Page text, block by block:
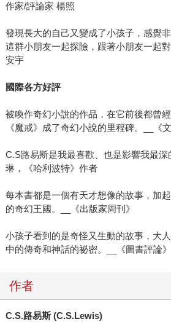
作家/評論家 楊照
發現長大的自己又變成了小孩子，感覺
這群小朋友一起探險，跟著小朋友一起
安宇
國際各方好評
被喚作奇幻小說的作品，在它前後都曾
《魔戒》成了奇幻小說的里程碑。__《
C.S路易斯是我最喜歡、也是影響我最
琳，《哈利波特》作者
每本書都是一個有天才想像的故事，加
的奇幻王國。__《出版家周刊》
小孩子看到的是奇怪又生動的故事，大
中的傳奇和神話的祕密。__《圖書評論》
作者
C.S.路易斯 (C.S.Lewis)